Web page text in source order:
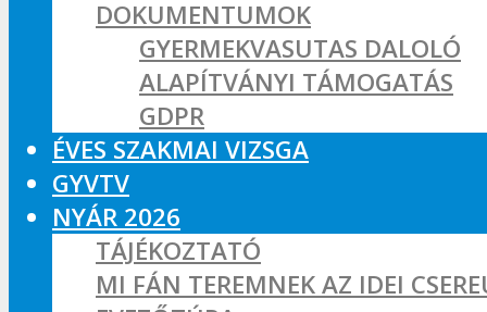
DOKUMENTUMOK
GYERMEKVASUTAS DALOLÓ
ALAPÍTVÁNYI TÁMOGATÁS
GDPR
ÉVES SZAKMAI VIZSGA
GYVTV
NYÁR 2026
TÁJÉKOZTATÓ
MI FÁN TEREMNEK AZ IDEI